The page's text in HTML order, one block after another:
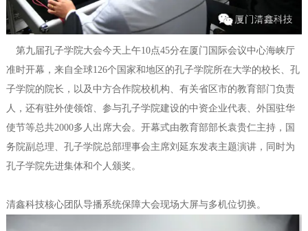
第九届孔子学院大会今天上午10点45分在厦门国际会议中心海峡厅
准时开幕，来自全球126个国家和地区的孔子学院所在大学的校长、孔
子学院的院长，以及中方合作院校机构、有关省区市的教育部门负责
人，还有驻外使领馆、参与孔子学院建设的中资企业代表、外国驻华
使节等总共2000多人出席大会。开幕式由教育部部长袁贵仁主持，国
务院副总理、孔子学院总部理事会主席刘延东发表主题演讲，同时为
孔子学院先进集体和个人颁奖。
清鑫科技核心团队导播系统保障大会现场大屏与多机位切换。